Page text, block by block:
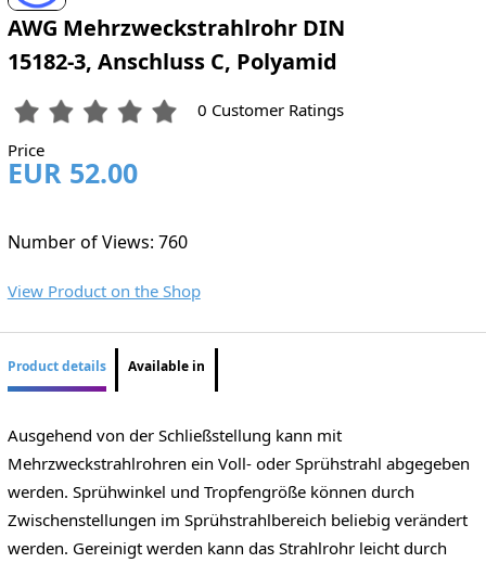
AWG Mehrzweckstrahlrohr DIN
15182-3, Anschluss C, Polyamid
0 Customer Ratings
Price
EUR 52.00
Number of Views: 760
View Product on the Shop
Product details Available in
Ausgehend von der Schließstellung kann mit
Mehrzweckstrahlrohren ein Voll- oder Sprühstrahl abgegeben
werden. Sprühwinkel und Tropfengröße können durch
Zwischenstellungen im Sprühstrahlbereich beliebig verändert
werden. Gereinigt werden kann das Strahlrohr leicht durch